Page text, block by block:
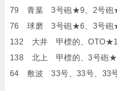
79 青葉 3号砲★9、2号砲
76 球磨 3号砲★6、3号砲
132 大井 甲標的、
138 北上 甲標的、3号砲
64 敷波 33号、33号、33